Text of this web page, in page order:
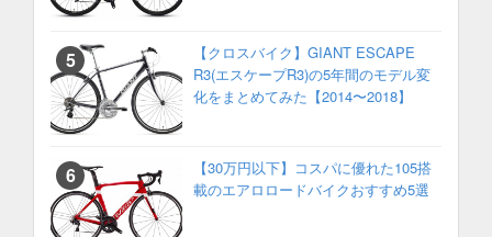
【クロスバイク】GIANT ESCAPE
R3(エスケープR3)の5年間のモデル変
化をまとめてみた【2014〜2018】
【30万円以下】コスパに優れた105搭
載のエアロロードバイクおすすめ5選